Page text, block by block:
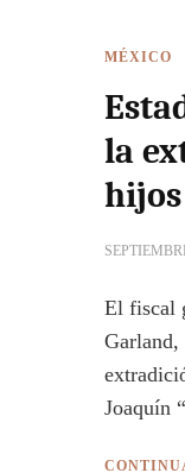
MÉXICO
la
hijos
El fiscal
Garland,
Joaquín